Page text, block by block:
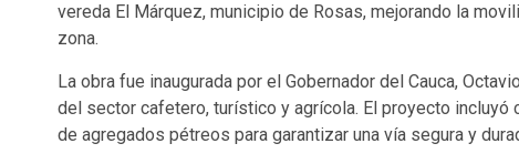
vereda El Márquez, municipio de Rosas, mejorando la
zona.
La obra fue inaugurada por el Gobernador del Cauca,
del sector cafetero, turístico y agrícola. El proyecto
de agregados pétreos para garantizar una vía segura y